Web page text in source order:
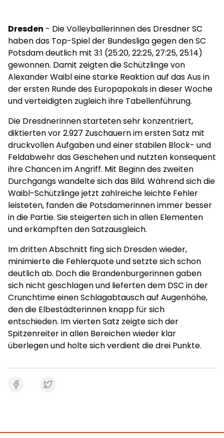
Dresden - Die Volleyballerinnen des Dresdner SC
haben das Top-Spiel der Bundesliga gegen den SC
Potsdam deutlich mit 3:1 (25:20, 22:25, 27:25, 25:14)
gewonnen. Damit zeigten die Schützlinge von
Alexander Waibl eine starke Reaktion auf das Aus in
der ersten Runde des Europapokals in dieser Woche
und verteidigten zugleich ihre Tabellenführung.
Die Dresdnerinnen starteten sehr konzentriert,
diktierten vor 2.927 Zuschauern im ersten Satz mit
druckvollen Aufgaben und einer stabilen Block- und
Feldabwehr das Geschehen und nutzten konsequent
ihre Chancen im Angriff. Mit Beginn des zweiten
Durchgangs wandelte sich das Bild. Während sich die
Waibl-Schützlinge jetzt zahlreiche leichte Fehler
leisteten, fanden die Potsdamerinnen immer besser
in die Partie. Sie steigerten sich in allen Elementen
und erkämpften den Satzausgleich.
Im dritten Abschnitt fing sich Dresden wieder,
minimierte die Fehlerquote und setzte sich schon
deutlich ab. Doch die Brandenburgerinnen gaben
sich nicht geschlagen und lieferten dem DSC in der
Crunchtime einen Schlagabtausch auf Augenhöhe,
den die Elbestädterinnen knapp für sich
entschieden. Im vierten Satz zeigte sich der
Spitzenreiter in allen Bereichen wieder klar
überlegen und holte sich verdient die drei Punkte.